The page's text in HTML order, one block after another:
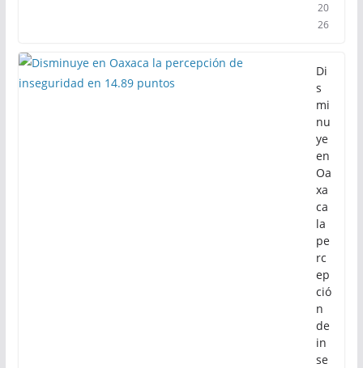
20
26
Di
s
mi
nu
ye
en
Oa
xa
ca
la
pe
rc
ep
ció
n
de
in
se